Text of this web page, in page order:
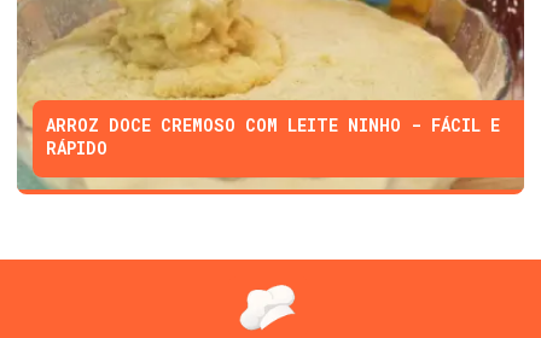
ARROZ DOCE CREMOSO COM LEITE NINHO - FÁCIL E
RÁPIDO